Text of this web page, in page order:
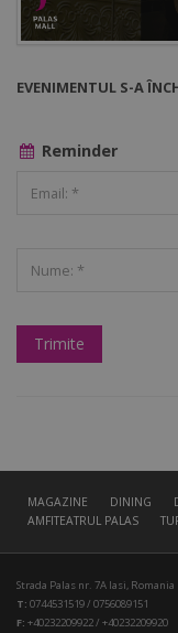
EVENIMENTUL S-A
Reminder
MAGAZINE DINING
AMFITEATRUL PALAS
Strada Palas nr. 7A Iasi, Romania
T: 0744531519 / 0756089151
F: +40232209922 / +40232209920